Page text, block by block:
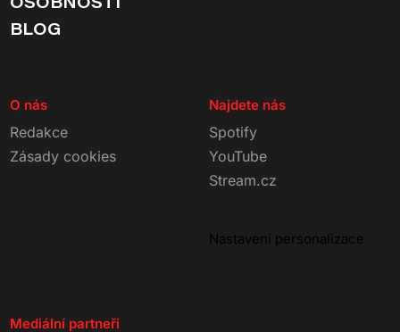
BLOG
O nás
Redakce
Zásady cookies
Najdete nás
Spotify
YouTube
Stream.cz
Nastavení personalizace
Mediální partneři